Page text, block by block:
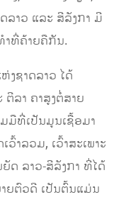
ລາວ ແລະ ສີລັງກາ ມີ
ຳທີ່ຄ້າຍຄືກັນ.
ງຊາດລາວ ໄດ້
ລາ ຄາສູງຕໍ່ສາຍ
ມືທີ່ເປັນມູນເຊື້ອມາ
າລວມ, ເວົ້າສະເພາະ
ດ ລາວ-ສີລັງກາ ທີ່ໄດ້
ຍຕົວດີ ເປັນຕົ້ນແມ່ນ